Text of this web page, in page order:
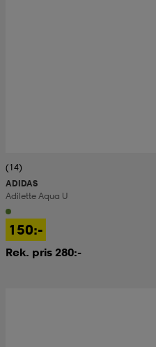
(14)
ADIDAS
Adilette Aqua U
150:-
Rek. pris 280:-